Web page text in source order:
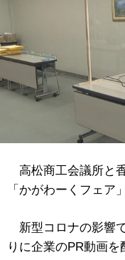
高松商工会議所と
「かがわーくフェア
新型コロナの影響
りに企業のPR動画を